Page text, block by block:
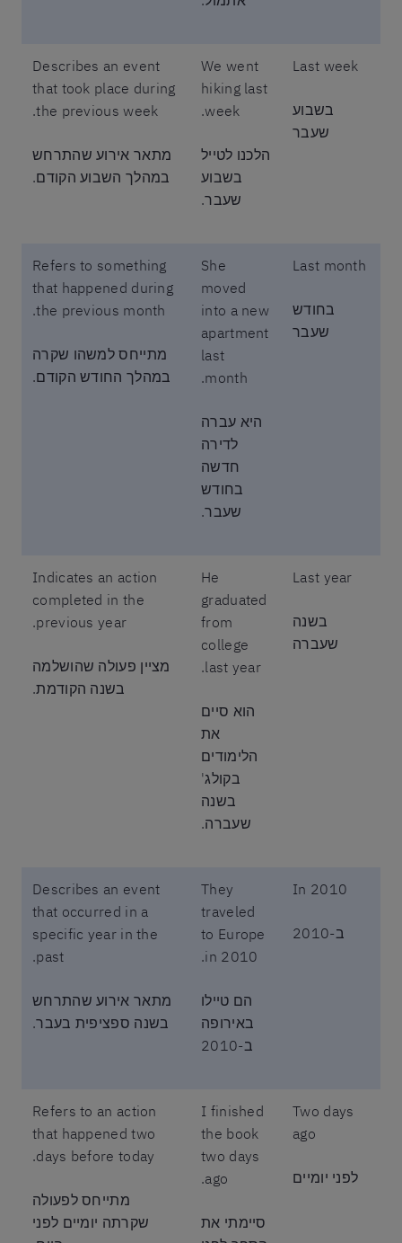
Last week
בשבוע
שעבר
We went
hiking last
week.
הלכנו לטייל
בשבוע
שעבר.
Describes an event
that took place during
the previous week.
מתאר אירוע שהתרחש
במהלך השבוע הקודם.
Last month
בחודש
שעבר
She
moved
into a new
apartment
last
month.
היא עברה
לדירה
חדשה
בחודש
שעבר.
Refers to something
that happened during
the previous month.
מתייחס למשהו שקרה
במהלך החודש הקודם.
Last year
בשנה
שעברה
He
graduated
from
college
last year.
הוא סיים
את
הלימודים
בקולג'
בשנה
שעברה.
Indicates an action
completed in the
previous year.
מציין פעולה שהושלמה
בשנה הקודמת.
In 2010
ב-2010
They
traveled
to Europe
in 2010.
הם טיילו
באירופה
ב-2010
Describes an event
that occurred in a
specific year in the
past.
מתאר אירוע שהתרחש
בשנה ספציפית בעבר.
Two days
ago
לפני יומיים
I finished
the book
two days
ago.
סיימתי את
Refers to an action
that happened two
days before today.
מתייחס לפעולה
שקרתה יומיים לפני